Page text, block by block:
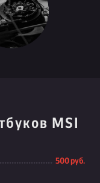
MSI
500 руб.